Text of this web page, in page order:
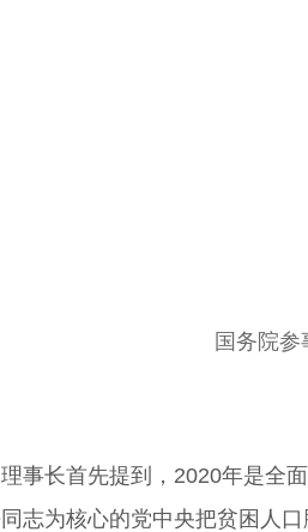
国务院
事长首先提到，2020年是全
志为核心的党中央把贫困人